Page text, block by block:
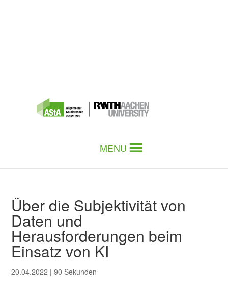
MENU
Über die Subjektivität von
Daten und
Herausforderungen beim
Einsatz von KI
20.04.2022 |90 Sekunden